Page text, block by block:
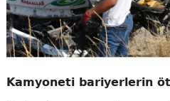
Kamyoneti bariyerlerin